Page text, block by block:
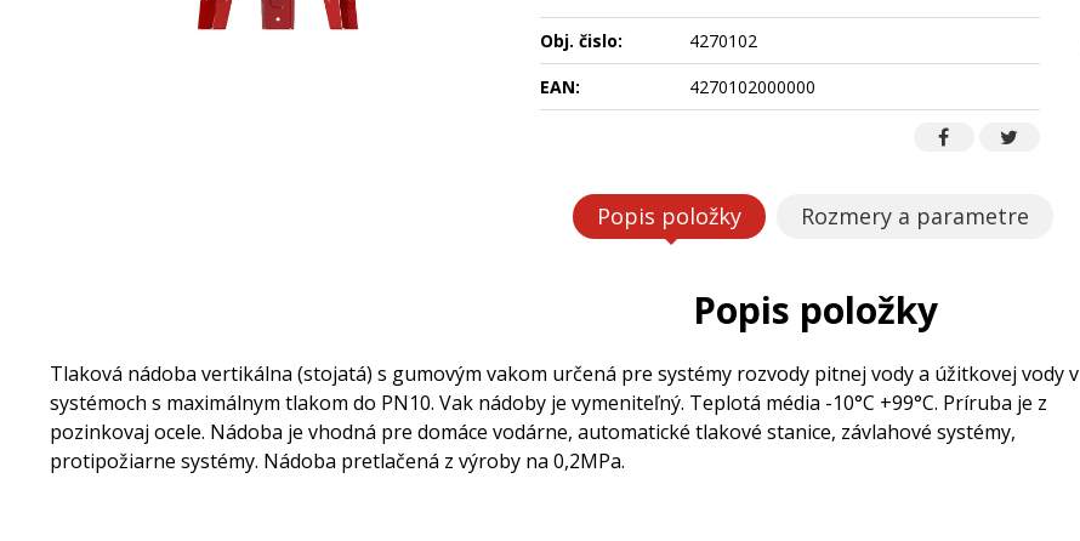
Obj. čislo:
4270102
EAN:
4270102000000
Popis položky Rozmery a parametre
Popis položky
Tlaková nádoba vertikálna (stojatá) s gumovým vakom určená pre systémy rozvody pitnej vody a úžitkovej vody v
systémoch s maximálnym tlakom do PN10. Vak nádoby je vymeniteľný. Teplotá média -10°C +99°C. Príruba je z
pozinkovaj ocele. Nádoba je vhodná pre domáce vodárne, automatické tlakové stanice, závlahové systémy,
protipožiarne systémy. Nádoba pretlačená z výroby na 0,2MPa.